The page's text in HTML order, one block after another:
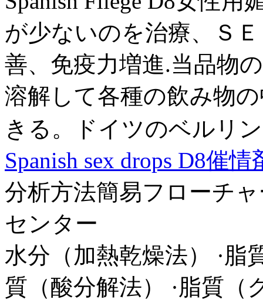
が少ないのを治療、Ｓ
善、免疫力増進.当品物
溶解して各種の飲み物
きる。ドイツのベルリ
Spanish sex drops D8催情
分析方法簡易フローチ
センター
水分（加熱乾燥法） ·脂
質（酸分解法） ·脂質